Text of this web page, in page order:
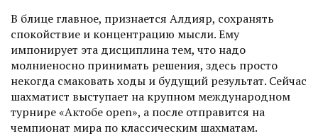
В блице главное, признается Алдияр, сохранять
спокойствие и концентрацию мысли. Ему
импонирует эта дисциплина тем, что надо
молниенос­но принимать решения, здесь просто
некогда смаковать ходы и будущий результат. Сейчас
шахматист выступает на крупном международном
турнире «Актобе open», а после отправится на
чемпионат мира по классическим шахматам.